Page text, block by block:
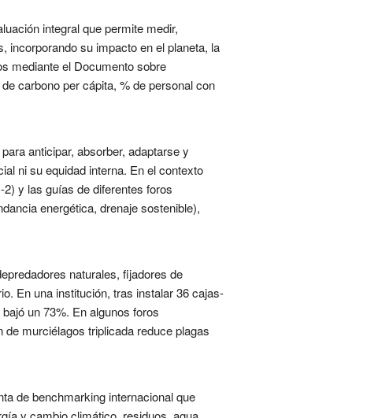
integral que permite medir,
incorporando su impacto en el planeta, la
mediante el Documento sobre
carbono per cápita, % de personal con
anticipar, absorber, adaptarse y
ni su equidad interna. En el contexto
y las guías de diferentes foros
energética, drenaje sostenible),
naturales, fijadores de
En una institución, tras instalar 36 cajas-
un 73%. En algunos foros
murciélagos triplicada reduce plagas
de benchmarking internacional que